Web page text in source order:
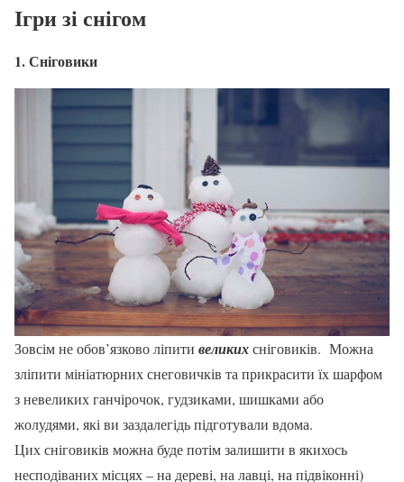
Ігри зі снігом
1. Сніговики
Зовсім не обов’язково ліпити великихсніговиків. Можна
зліпити мініатюрних снеговичків та прикрасити їх шарфом
з невеликих ганчірочок, гудзиками, шишками або
жолудями, які ви заздалегідь підготували вдома.
Цих сніговиків можна буде потім залишити в якихось
несподіваних місцях – на дереві, на лавці, на підвіконні)